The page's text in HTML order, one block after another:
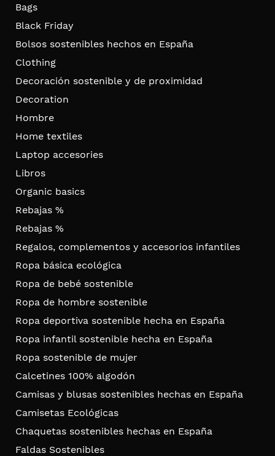
Bags
Black Friday
Bolsos sostenibles hechos en España
Clothing
Decoración sostenible y de proximidad
Decoration
Hombre
Home textiles
Laptop accesories
Libros
Organic basics
Rebajas %
Rebajas %
Regalos, complementos y accesorios infantiles
Ropa básica ecológica
Ropa de bebé sostenible
Ropa de hombre sostenible
Ropa deportiva sostenible hecha en España
Ropa infantil sostenible hecha en España
Ropa sostenible de mujer
Calcetines 100% algodón
Camisas y blusas sostenibles hechas en España
Camisetas Ecológicas
Chaquetas sostenibles hechas en España
Faldas Sostenibles